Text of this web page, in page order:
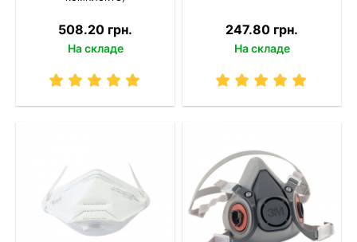
508.20 грн.
На складе
247.80 грн.
На складе